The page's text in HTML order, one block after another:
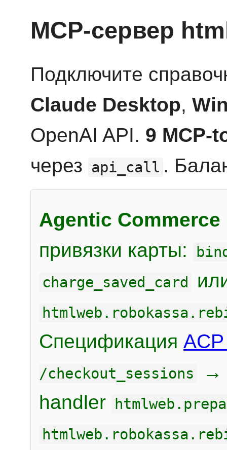
MCP-сервер
Подключите
Claude Desktop,
OpenAI API. 9 MCP-
через api_call .
Agentic Commerce
привязки карты:
charge_saved_card
Спецификация
/checkout_sessions
handler